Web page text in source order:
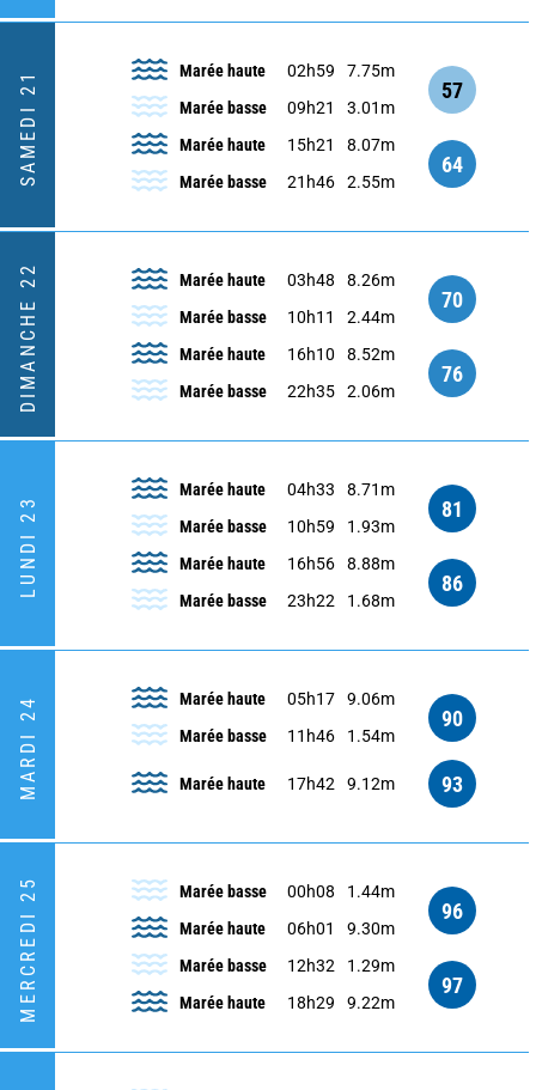
SAMEDI 21 Marée haute 02h59
7.75m
Marée basse
09h21 3.01m
57
Marée haute 15h21
8.07m
Marée basse
21h46 2.55m
64
DIMANCHE 22 Marée haute 03h48
8.26m
Marée basse
10h11 2.44m
70
Marée haute 16h10
8.52m
Marée basse
22h35 2.06m
76
LUNDI 23
Marée haute 04h33
8.71m
Marée basse
10h59 1.93m
81
Marée haute 16h56
8.88m
Marée basse
23h22 1.68m
86
MARDI 24 Marée haute 05h17
9.06m
Marée basse
11h46 1.54m
90
Marée haute 17h42 9.12m 93
MERCREDI 25 Marée basse 00h08
1.44m
Marée haute
06h01 9.30m
96
Marée basse 12h32
1.29m
Marée haute
18h29 9.22m
97